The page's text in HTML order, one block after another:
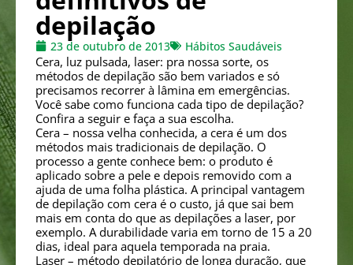
depilação
23 de outubro de 2013 Hábitos Saudáveis
Cera, luz pulsada, laser: pra nossa sorte, os
métodos de depilação são bem variados e só
precisamos recorrer à lâmina em emergências.
Você sabe como funciona cada tipo de depilação?
Confira a seguir e faça a sua escolha.
Cera – nossa velha conhecida, a cera é um dos
métodos mais tradicionais de depilação. O
processo a gente conhece bem: o produto é
aplicado sobre a pele e depois removido com a
ajuda de uma folha plástica. A principal vantagem
de depilação com cera é o custo, já que sai bem
mais em conta do que as depilações a laser, por
exemplo. A durabilidade varia em torno de 15 a 20
dias, ideal para aquela temporada na praia.
Laser – método depilatório de longa duração, que